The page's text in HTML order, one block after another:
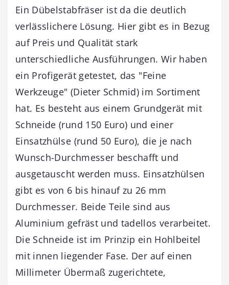
Ein Dübelstabfräser ist da die deutlich
verlässlichere Lösung. Hier gibt es in Bezug
auf Preis und Qualität stark
unterschiedliche Ausführungen. Wir haben
ein Profigerät getestet, das "Feine
Werkzeuge" (Dieter Schmid) im Sortiment
hat. Es besteht aus einem Grundgerät mit
Schneide (rund 150 Euro) und einer
Einsatzhülse (rund 50 Euro), die je nach
Wunsch-Durchmesser beschafft und
ausgetauscht werden muss. Einsatzhülsen
gibt es von 6 bis hinauf zu 26 mm
Durchmesser. Beide Teile sind aus
Aluminium gefräst und tadellos verarbeitet.
Die Schneide ist im Prinzip ein Hohlbeitel
mit innen liegender Fase. Der auf einen
Millimeter Übermaß zugerichtete,